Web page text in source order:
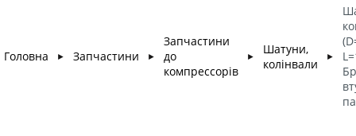
Головна ► Запчастини ►
Запчастини
до
компрессорів
►
Шатуни,
колінвали
►